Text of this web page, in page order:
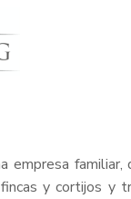
empresa
y cortijos y